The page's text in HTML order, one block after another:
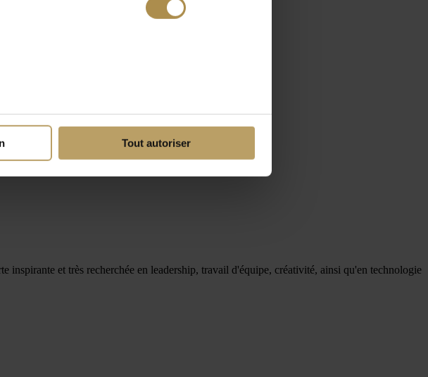
Tout autoriser
et très recherchée en leadership, travail d'équipe, créativité, ainsi qu'en technologie